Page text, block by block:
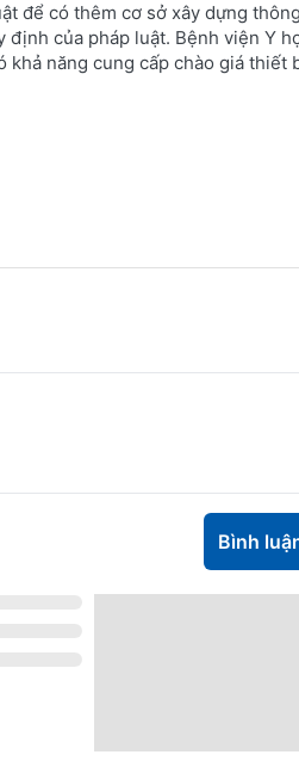
để có thêm cơ sở xây dựng
định của pháp luật. Bệnh viện Y
năng cung cấp chào giá thiết
Bình